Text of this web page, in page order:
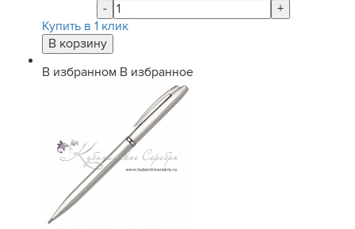
-
+
Купить в 1 клик
В избранном В избранное